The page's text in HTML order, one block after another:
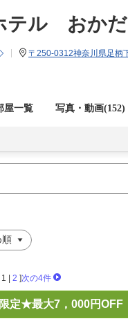
テル おかだ
〒250-0312神奈川県足柄
屋一覧 写真・動画(152)
1 2 ]次の4件
限定★最大7，000円